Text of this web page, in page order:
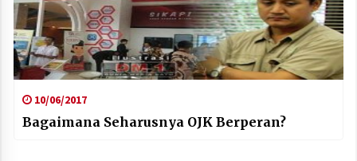
10/06/2017
Bagaimana Seharusnya OJK Berperan?